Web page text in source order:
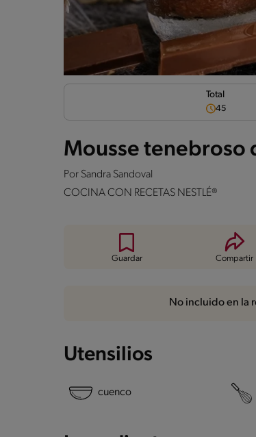
Total
45
Mousse tenebroso
Por Sandra Sandoval
COCINA CON RECETAS NESTLÉ®
Guardar Compartir
No incluido en la
Utensilios
cuenco